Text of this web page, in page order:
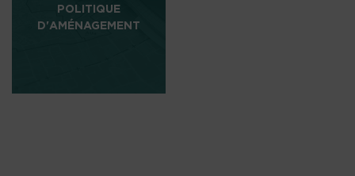
POLITIQUE
D'AMÉNAGEMENT